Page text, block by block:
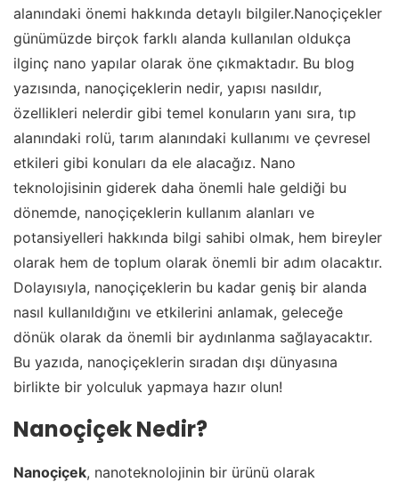
alanındaki önemi hakkında detaylı bilgiler.Nanoçiçekler
günümüzde birçok farklı alanda kullanılan oldukça
ilginç nano yapılar olarak öne çıkmaktadır. Bu blog
yazısında, nanoçiçeklerin nedir, yapısı nasıldır,
özellikleri nelerdir gibi temel konuların yanı sıra, tıp
alanındaki rolü, tarım alanındaki kullanımı ve çevresel
etkileri gibi konuları da ele alacağız. Nano
teknolojisinin giderek daha önemli hale geldiği bu
dönemde, nanoçiçeklerin kullanım alanları ve
potansiyelleri hakkında bilgi sahibi olmak, hem bireyler
olarak hem de toplum olarak önemli bir adım olacaktır.
Dolayısıyla, nanoçiçeklerin bu kadar geniş bir alanda
nasıl kullanıldığını ve etkilerini anlamak, geleceğe
dönük olarak da önemli bir aydınlanma sağlayacaktır.
Bu yazıda, nanoçiçeklerin sıradan dışı dünyasına
birlikte bir yolculuk yapmaya hazır olun!
Nanoçiçek Nedir?
Nanoçiçek, nanoteknolojinin bir ürünü olarak